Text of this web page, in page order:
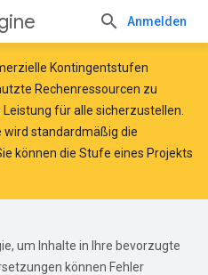
Anmelden
Kontingentstufen
Rechenressourcen zu
für alle sicherzustellen.
wird standardmäßig die
können die Stufe eines Projekts
um Inhalte in Ihre bevorzugte
können Fehler